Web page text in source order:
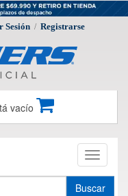
Sesión / Registrarse
vacío
Toggle
Buscar